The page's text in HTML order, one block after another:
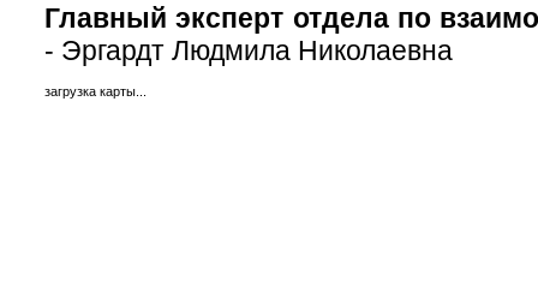
Главный эксперт отдела по
- Эргардт Людмила Николаевна
загрузка карты...